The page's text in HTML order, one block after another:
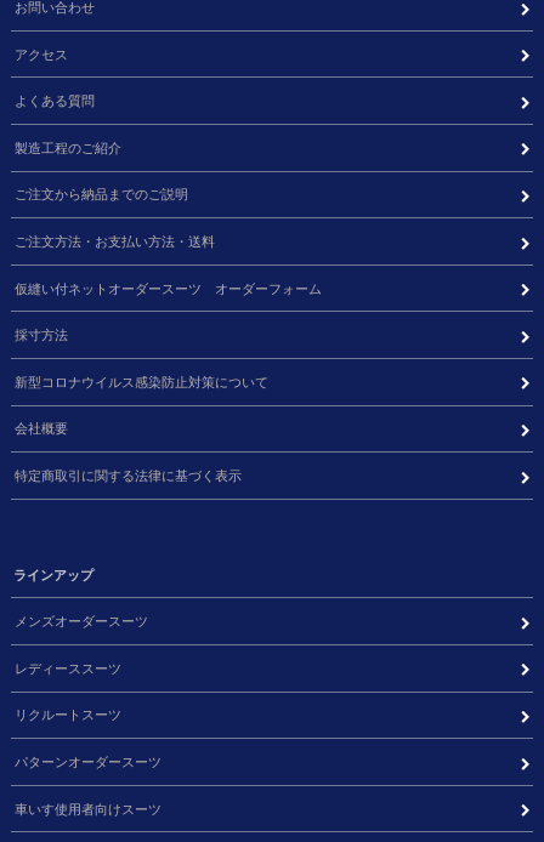
お問い合わせ
アクセス
よくある質問
製造工程のご紹介
ご注文から納品までのご説明
ご注文方法・お支払い方法・送料
仮縫い付ネットオーダースーツ オーダーフォーム
採寸方法
新型コロナウイルス感染防止対策について
会社概要
特定商取引に関する法律に基づく表示
ラインアップ
メンズオーダースーツ
レディーススーツ
リクルートスーツ
パターンオーダースーツ
車いす使用者向けスーツ